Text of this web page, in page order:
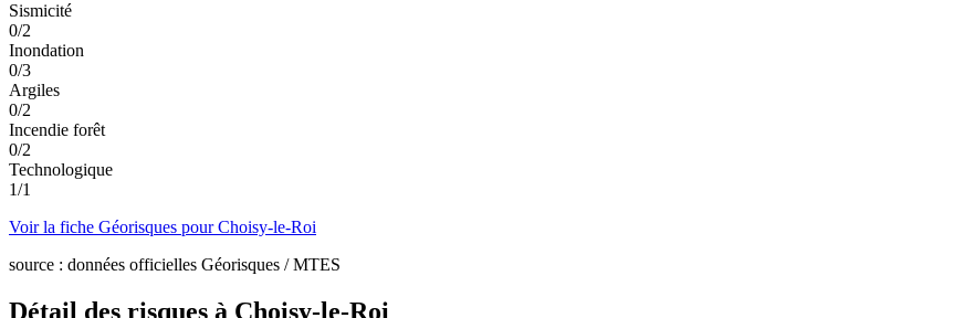
Sismicité
0/2
Inondation
0/3
Argiles
0/2
Incendie forêt
0/2
Technologique
1/1
Voir la fiche Géorisques pourChoisy-le-Roi
source : données officielles Géorisques / MTES
Détail des risques à Choisy-le-Roi